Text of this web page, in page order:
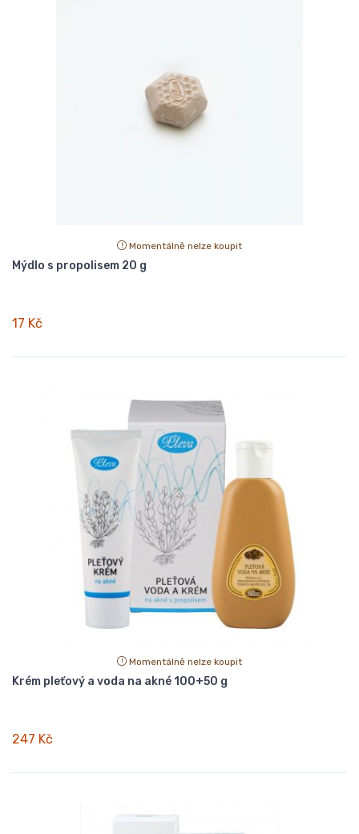
Momentálně nelze koupit
Mýdlo s propolisem 20 g
17 Kč
Momentálně nelze koupit
Krém pleťový a voda na akné 100+50 g
247 Kč